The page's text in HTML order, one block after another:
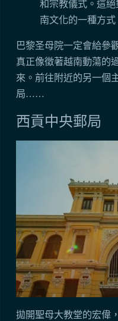
和宗教儀式。這
南文化的一種方式
巴黎圣母院一定會給
真正像徵著越南動蕩的
來。前往附近的另一個
局……
西貢中央郵局
拋開聖母大教堂的宏偉